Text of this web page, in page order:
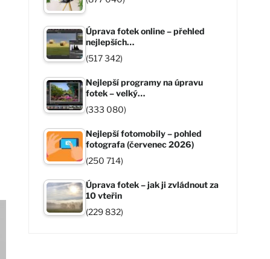
Úprava fotek online – přehled
nejlepších…
(517 342)
Nejlepší programy na úpravu
fotek – velký…
(333 080)
Nejlepší fotomobily – pohled
fotografa (červenec 2026)
(250 714)
Úprava fotek – jak ji zvládnout za
10 vteřin
(229 832)